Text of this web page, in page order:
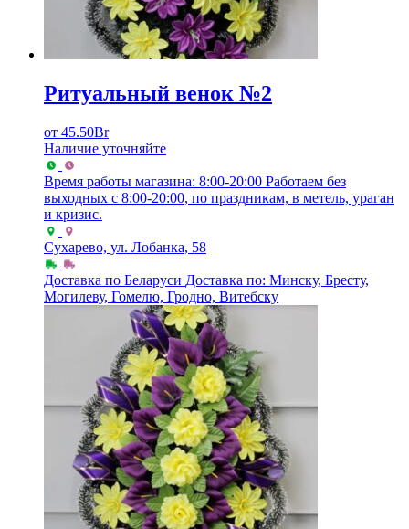
Ритуальный венок №2
от 45.50Br
Наличие уточняйте
Время работы магазина: 8:00-20:00 Работаем без
выходных с 8:00-20:00, по праздникам, в метель, ураган
и кризис.
Сухарево, ул. Лобанка, 58
Доставка по Беларуси Доставка по: Минску, Бресту,
Могилеву, Гомелю, Гродно, Витебску